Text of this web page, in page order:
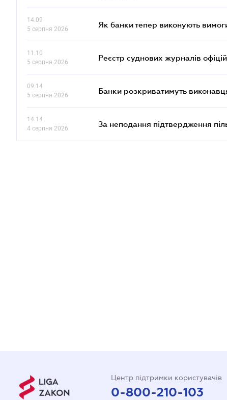
14.09
5 серпня 2026
Як банки тепер виконують
11.10
5 серпня 2026
Реєстр суднових журналів
09.14
5 серпня 2026
Банки розкриватимуть
14.14
4 серпня 2026
За неподання підтвердження
Центр підтримки користувачів
0-800-210-103